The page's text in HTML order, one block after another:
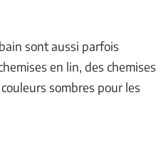
sont aussi parfois
en lin, des chemises
sombres pour les